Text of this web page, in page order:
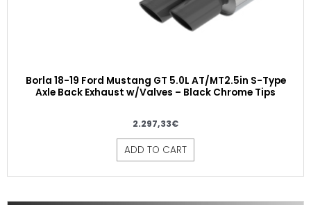
Borla 18-19 Ford Mustang GT 5.0L AT/MT2.5in S-Type
Axle Back Exhaust w/Valves – Black Chrome Tips
2.297,33€
ADD TO CART